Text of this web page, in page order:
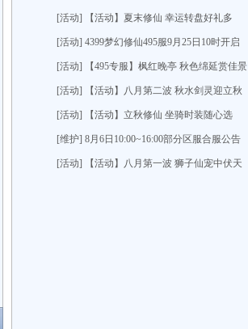
[活动] 【活动】夏末修仙 幸运转盘好礼多
[活动] 4399梦幻修仙495服9月25日10时开启
[活动] 【495专服】枫红晚亭 秋色绵延赏佳景
[活动] 【活动】八月第二波 秋水剑灵迎立秋
[活动] 【活动】立秋修仙 坐骑时装随心选
[维护] 8月6日10:00~16:00部分区服合服公告
[活动] 【活动】八月第一波 狮子仙宠中伏天